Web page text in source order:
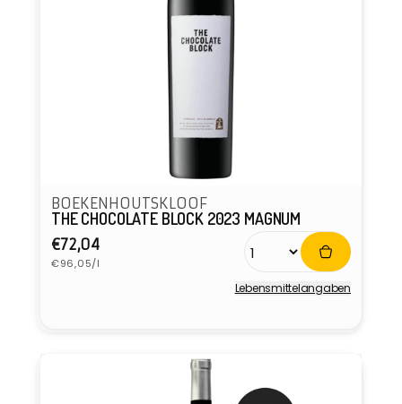
BOEKENHOUTSKLOOF
THE CHOCOLATE BLOCK 2023 MAGNUM
Normaler
Preis
€72,04
Grundpreis
€96,05/l
Lebensmittel­angaben